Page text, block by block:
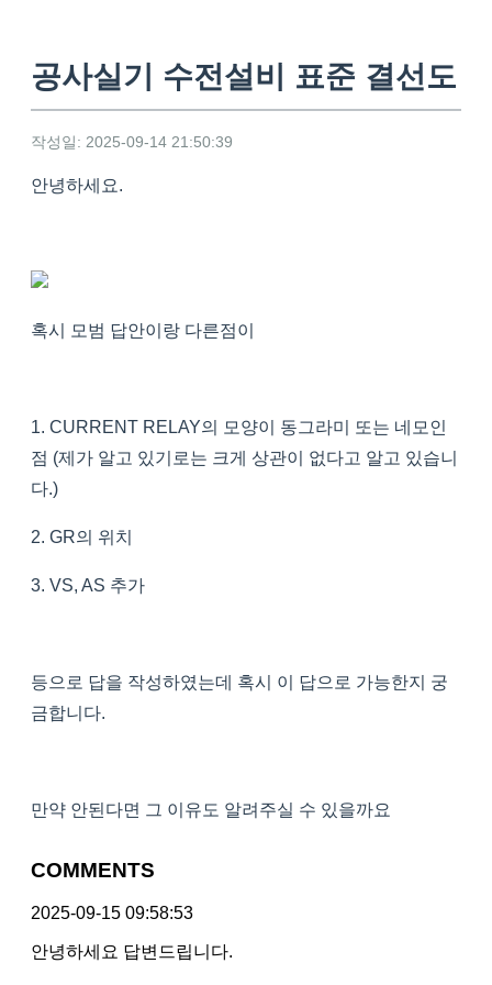
공사실기 수전설비 표준 결선도
작성일: 2025-09-14 21:50:39
안녕하세요.
혹시 모범 답안이랑 다른점이
1. CURRENT RELAY의 모양이 동그라미 또는 네모인
점 (제가 알고 있기로는 크게 상관이 없다고 알고 있습니
다.)
2. GR의 위치
3. VS, AS 추가
등으로 답을 작성하였는데 혹시 이 답으로 가능한지 궁
금합니다.
만약 안된다면 그 이유도 알려주실 수 있을까요
COMMENTS
2025-09-15 09:58:53
안녕하세요 답변드립니다.